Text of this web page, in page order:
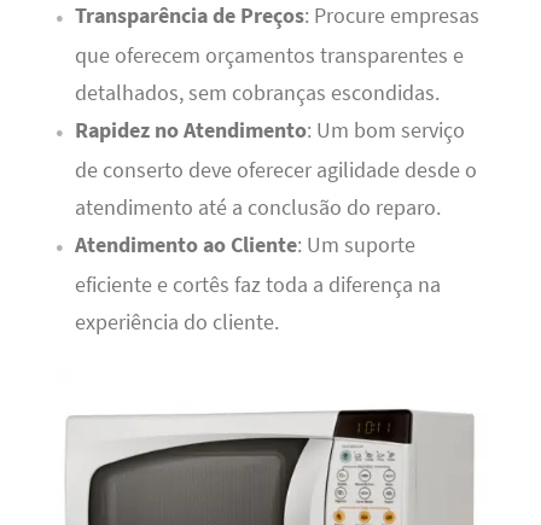
Transparência de Preços: Procure empresas
que oferecem orçamentos transparentes e
detalhados, sem cobranças escondidas.
Rapidez no Atendimento: Um bom serviço
de conserto deve oferecer agilidade desde o
atendimento até a conclusão do reparo.
Atendimento ao Cliente: Um suporte
eficiente e cortês faz toda a diferença na
experiência do cliente.